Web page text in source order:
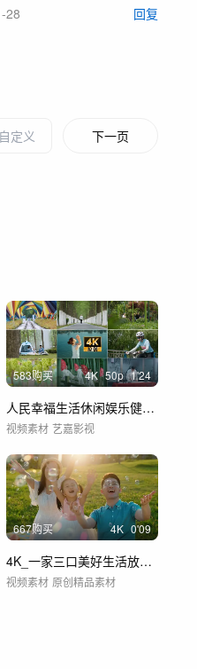
28
回复
下一页
583购买 4K 50p 1'24
人民幸福生活休闲娱乐健康养生锻炼健身
视频素材 艺嘉影视
667购买 4K 0'09
4K_一家三口美好生活放风筝吹泡泡
视频素材 原创精品素材